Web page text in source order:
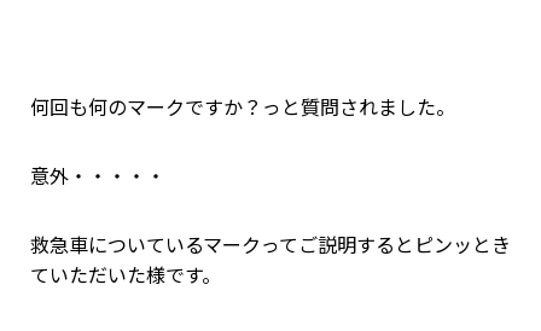
何回も何のマークですか？っと質問されました。
意外・・・・・
救急車についているマークってご説明するとピンッとき
ていただいた様です。